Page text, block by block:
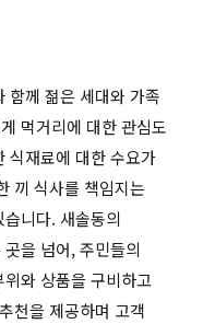
함께 젊은 세대와 가족
먹거리에 대한 관심도
식재료에 대한 수요가
끼 식사를 책임지는
니다. 새솔동의
을 넘어, 주민들의
와 상품을 구비하고
천을 제공하며 고객